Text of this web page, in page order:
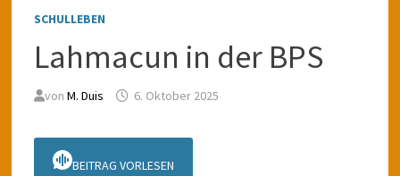
SCHULLEBEN
Lahmacun in der BPS
von M. Duis 6. Oktober 2025
BEITRAG VORLESEN